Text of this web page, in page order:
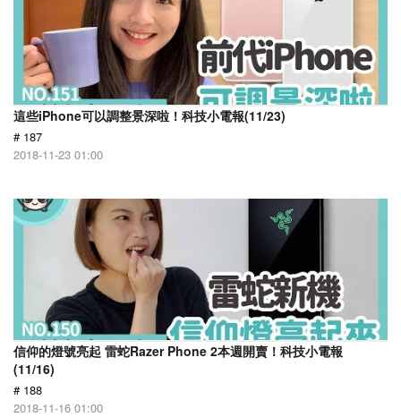
這些iPhone可以調整景深啦！科技小電報(11/23)
# 187
2018-11-23 01:00
信仰的燈號亮起 雷蛇Razer Phone 2本週開賣！科技小電報
(11/16)
# 188
2018-11-16 01:00